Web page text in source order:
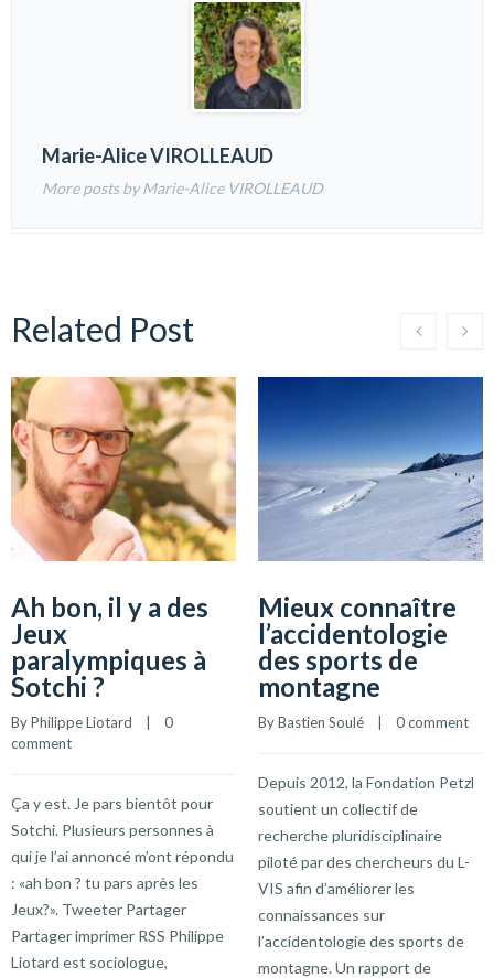
Marie-Alice VIROLLEAUD
More posts by Marie-Alice VIROLLEAUD
Related Post
Ah bon, il y a des
Jeux
paralympiques à
Sotchi ?
By Philippe Liotard
    |
0
comment
Ça y est. Je pars bientôt pour
Sotchi. Plusieurs personnes à
qui je l’ai annoncé m’ont répondu
: «ah bon ? tu pars après les
Jeux?». Tweeter Partager
Partager imprimer RSS Philippe
Liotard est sociologue,
Mieux connaître
l’accidentologie
des sports de
montagne
By Bastien Soulé
    |
0 comment
Depuis 2012, la Fondation Petzl
soutient un collectif de
recherche pluridisciplinaire
piloté par des chercheurs du L-
VIS afin d’améliorer les
connaissances sur
l’accidentologie des sports de
montagne. Un rapport de